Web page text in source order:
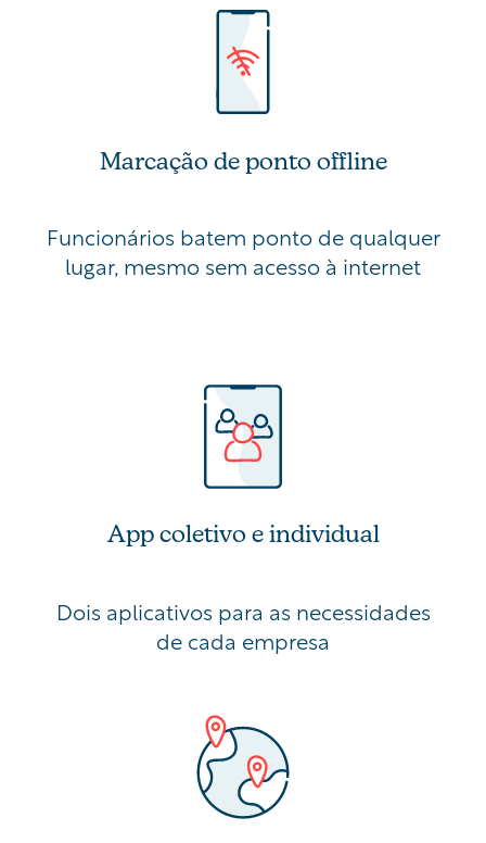
Marcação de ponto offline
Funcionários batem ponto de qualquer
lugar, mesmo sem acesso à internet
App coletivo e individual
Dois aplicativos para as necessidades
de cada empresa